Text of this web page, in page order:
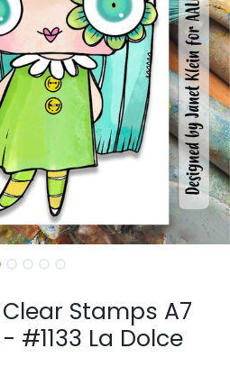
Stamps A7
#1133 La Dolce